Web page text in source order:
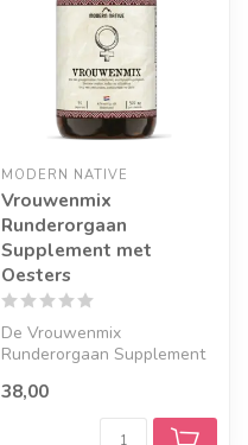
MODERN NATIVE
Vrouwenmix
Runderorgaan
Supplement met
Oesters
De Vrouwenmix
Runderorgaan Supplement
voortplantingso...
38,00